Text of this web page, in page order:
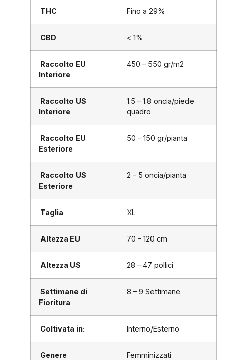
THC Fino a 29%
CBD < 1%
Raccolto EU
Interiore
450 – 550 gr/m2
Raccolto US
Interiore
1.5 – 1.8 oncia/piede
quadro
Raccolto EU
Esteriore
50 – 150 gr/pianta
Raccolto US
Esteriore
2 – 5 oncia/pianta
Taglia XL
Altezza EU 70 – 120 cm
Altezza US 28 – 47 pollici
Settimane di
Fioritura
8 – 9 Settimane
Coltivata in: Interno/Esterno
Genere Femminizzati